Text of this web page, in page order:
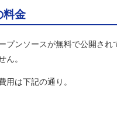
金
プンソースが無料で公開され
ん。
用は下記の通り。